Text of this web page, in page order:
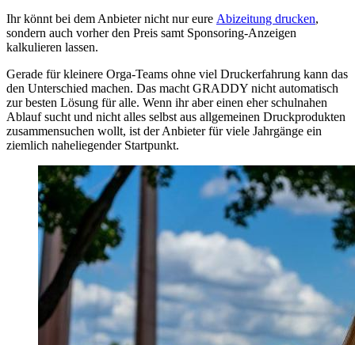
Ihr könnt bei dem Anbieter nicht nur eure Abizeitung drucken,
sondern auch vorher den Preis samt Sponsoring-Anzeigen
kalkulieren lassen.
Gerade für kleinere Orga-Teams ohne viel Druckerfahrung kann das
den Unterschied machen. Das macht GRADDY nicht automatisch
zur besten Lösung für alle. Wenn ihr aber einen eher schulnahen
Ablauf sucht und nicht alles selbst aus allgemeinen Druckprodukten
zusammensuchen wollt, ist der Anbieter für viele Jahrgänge ein
ziemlich naheliegender Startpunkt.